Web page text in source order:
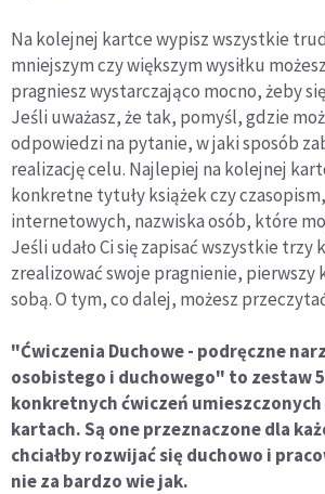
Na kolejnej kartce wypisz wszystkie
mniejszym czy większym wysiłku
pragniesz wystarczająco mocno, żeby
Jeśli uważasz, że tak, pomyśl, gdzie
odpowiedzi na pytanie, w jaki sposób
realizację celu. Najlepiej na kolejnej
konkretne tytuły książek czy
internetowych, nazwiska osób, które
Jeśli udało Ci się zapisać wszystkie trzy
zrealizować swoje pragnienie, pierwszy
sobą. O tym, co dalej, możesz
"Ćwiczenia Duchowe - podręczne
osobistego i duchowego" to zestaw
konkretnych ćwiczeń
kartach. Są one przeznaczone dla
chciałby rozwijać się duchowo i
nie za bardzo wie jak.